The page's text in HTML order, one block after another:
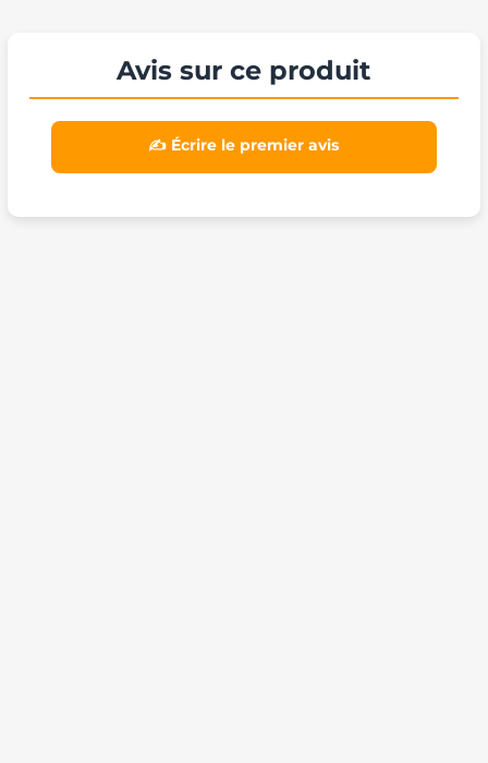
Avis sur ce produit
✍️ Écrire le premier avis